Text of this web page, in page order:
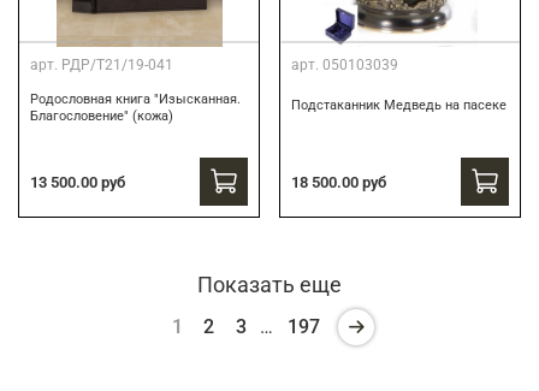
арт. РДР/Т21/19-041
Родословная книга "Изысканная.
Благословение" (кожа)
13 500.00 руб
арт. 050103039
Подстаканник Медведь на пасеке
18 500.00 руб
Показать еще
1 2 3 … 197